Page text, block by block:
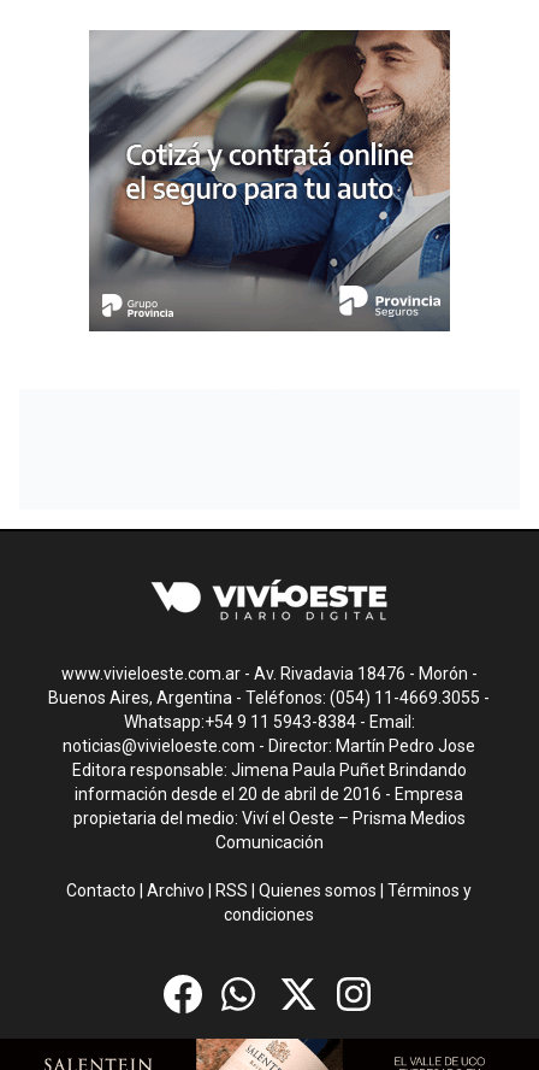
www.vivieloeste.com.ar - Av. Rivadavia 18476 - Morón -
Buenos Aires, Argentina - Teléfonos: (054) 11-4669.3055 -
Whatsapp:+54 9 11 5943-8384 - Email:
noticias@vivieloeste.com - Director: Martín Pedro Jose
Editora responsable: Jimena Paula Puñet Brindando
información desde el 20 de abril de 2016 - Empresa
propietaria del medio: Viví el Oeste – Prisma Medios
Comunicación
Contacto |Archivo RSS |Quienes somos |Términos y
condiciones